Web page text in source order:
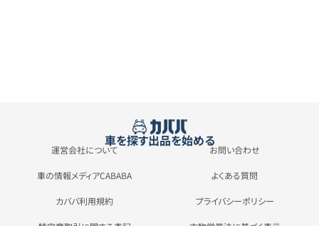
車を探す出品を始める
運営会社について お問い合わせ
車の情報メディアCABABA よくある質問
カババ利用規約 プライバシーポリシー